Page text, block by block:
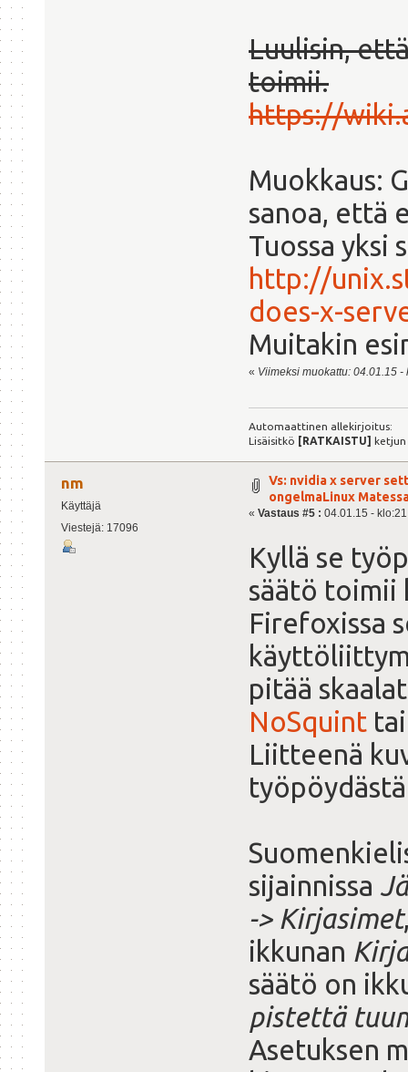
Luulisin,
toimii.
https://
Muokkaus:
sanoa, että
Tuossa yksi
http://
does-x-
Muitakin
« Viimeksi muokattu: 04.01.15
Automaattinen allekirjoitus:
Lisäisitkö [RATKAISTU] ketjun
nm
Käyttäjä
Viestejä: 17096
Vs: nvidia x server
ongelmaLinux
« Vastaus #5 : 04.01.15 -
Kyllä se
säätö toimii
Firefoxissa
pitää
NoSquint
Liitteenä
sijainnissa
-> Kirjasimet
ikkunan
säätö on
pistettä
Asetuksen